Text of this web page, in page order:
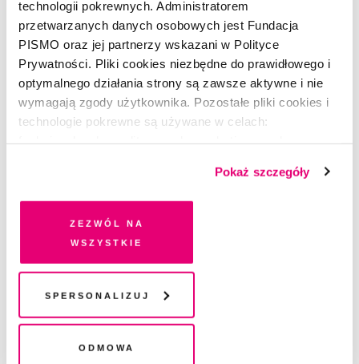
technologii pokrewnych. Administratorem
przetwarzanych danych osobowych jest Fundacja
PISMO oraz jej partnerzy wskazani w Polityce
Prywatności. Pliki cookies niezbędne do prawidłowego i
optymalnego działania strony są zawsze aktywne i nie
wymagają zgody użytkownika. Pozostałe pliki cookies i
technologie pokrewne są używane w celach:
dobrowolną zgodę na pliki cookies i technologie
pokrewne, zgadzasz się na przechowywanie informacji
na Twoim urządzeniu końcowym lub dostęp do niego i
przetwarzanie danych. Zgodę na wszystkie lub niektóre
chwili wycofać lub ponowić w zakładce "Ustawienia
plików cookie". Wycofanie zgody nie wpływa na
legalność przetwarzania danych przed jej wycofaniem
Pokaż szczegóły
Zezwól na
wszystkie
Spersonalizuj
Odmowa
PREMIERA PISMA
Dlaczego nie przestajemy pić?